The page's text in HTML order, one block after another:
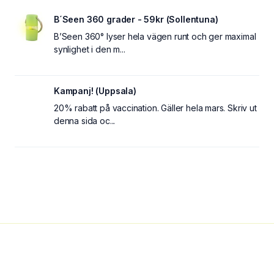
B´Seen 360 grader - 59kr (Sollentuna)
B’Seen 360° lyser hela vägen runt och ger maximal
synlighet i den m...
Kampanj! (Uppsala)
20% rabatt på vaccination. Gäller hela mars. Skriv ut
denna sida oc...